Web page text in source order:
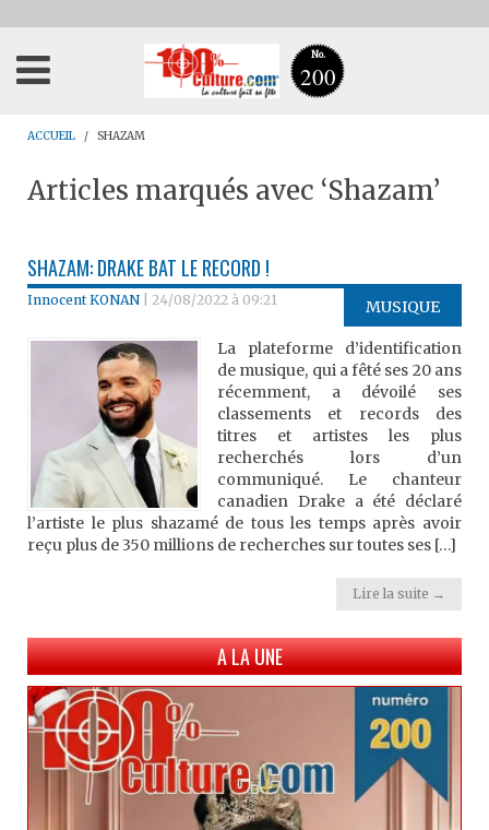
No.
200
ACCUEIL SHAZAM
Articles marqués avec ‘Shazam’
SHAZAM: DRAKE BAT LE RECORD !
Innocent KONAN 24/08/2022 à 09:21 MUSIQUE
La plateforme d’identification
de musique, qui a fêté ses 20 ans
récemment, a dévoilé ses
classements et records des
titres et artistes les plus
recherchés lors d’un
communiqué. Le chanteur
canadien Drake a été déclaré
l’artiste le plus shazamé de tous les temps après avoir
reçu plus de 350 millions de recherches sur toutes ses […]
Lire la suite →
A LA UNE